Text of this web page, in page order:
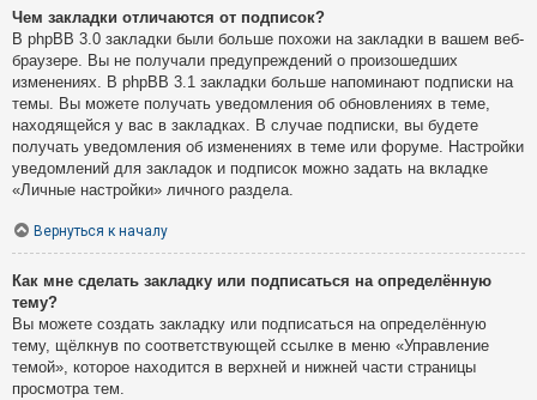
Чем закладки отличаются от подписок?
В phpBB 3.0 закладки были больше похожи на закладки в вашем веб-
браузере. Вы не получали предупреждений о произошедших
изменениях. В phpBB 3.1 закладки больше напоминают подписки на
темы. Вы можете получать уведомления об обновлениях в теме,
находящейся у вас в закладках. В случае подписки, вы будете
получать уведомления об изменениях в теме или форуме. Настройки
уведомлений для закладок и подписок можно задать на вкладке
«Личные настройки» личного раздела.
Вернуться к началу
Как мне сделать закладку или подписаться на определённую
тему?
Вы можете создать закладку или подписаться на определённую
тему, щёлкнув по соответствующей ссылке в меню «Управление
темой», которое находится в верхней и нижней части страницы
просмотра тем.